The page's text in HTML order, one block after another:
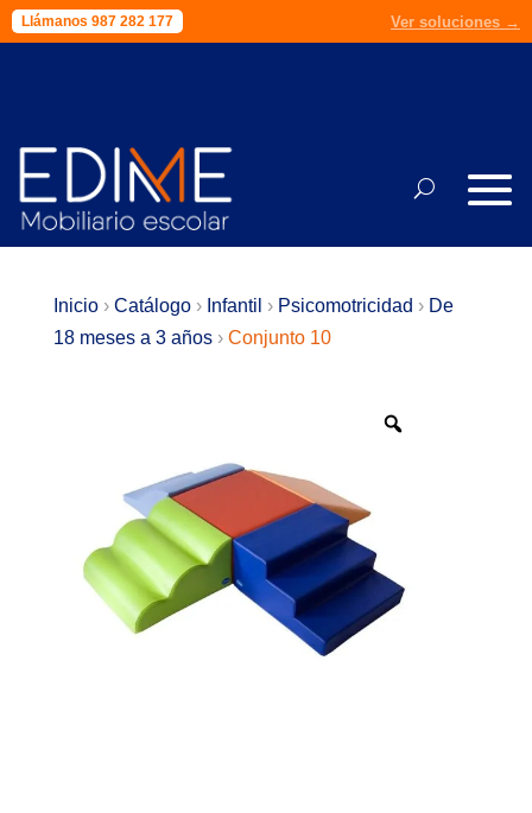
Llámanos 987 282 177 Presupuesto →
Llámanos 987 282 177 Ver soluciones →
Inicio › Catálogo › Infantil › Psicomotricidad › De
18 meses a 3 años › Conjunto 10